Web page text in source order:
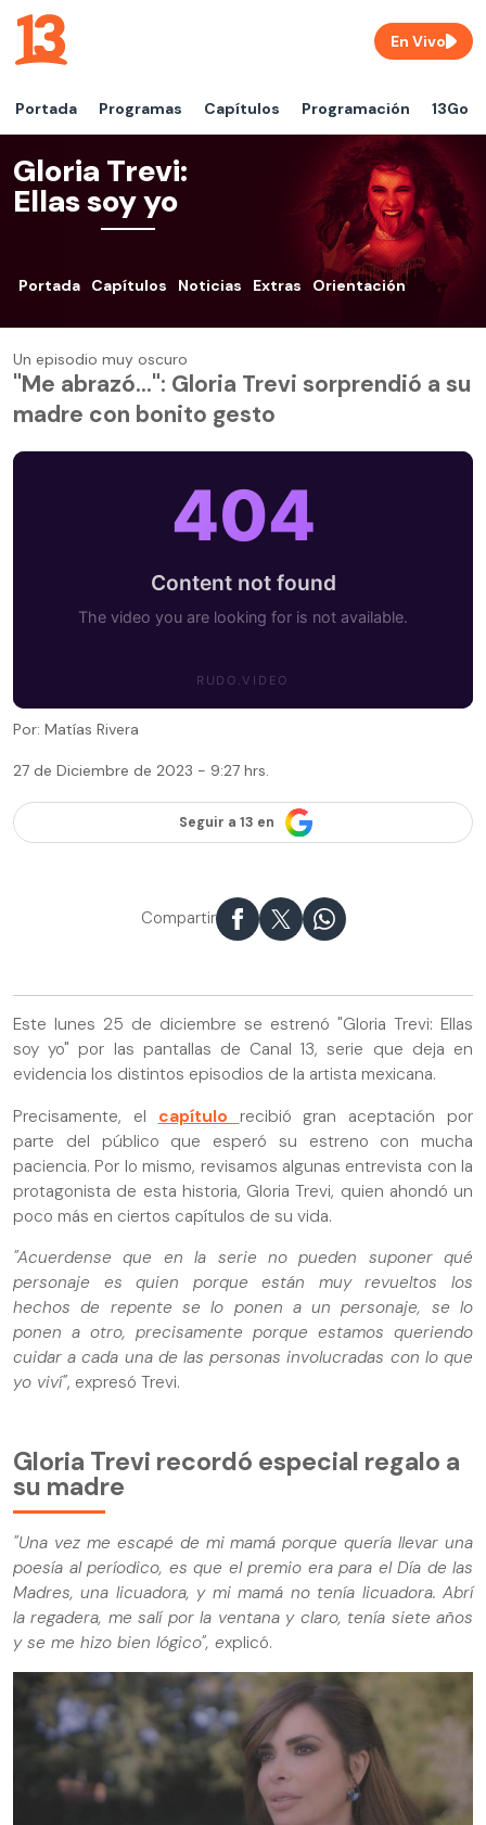
Portada Programas Capítulos Programación 13Go
En Vivo
Gloria Trevi:
Ellas soy yo
Portada Capítulos Noticias Extras Orientación
Un episodio muy oscuro
"Me abrazó...": Gloria Trevi sorprendió a su
madre con bonito gesto
Por: Matías Rivera
27 de Diciembre de 2023 - 9:27 hrs.
Seguir a 13 en
Compartir
Este lunes 25 de diciembre se estrenó "Gloria Trevi: Ellas
soy yo" por las pantallas de Canal 13, serie que deja en
evidencia los distintos episodios de la artista mexicana.
Precisamente, el capítulo recibió gran aceptación por
parte del público que esperó su estreno con mucha
paciencia. Por lo mismo, revisamos algunas entrevista con la
protagonista de esta historia, Gloria Trevi, quien ahondó un
poco más en ciertos capítulos de su vida.
"Acuerdense que en la serie no pueden suponer qué
personaje es quien porque están muy revueltos los
hechos de repente se lo ponen a un personaje, se lo
ponen a otro, precisamente porque estamos queriendo
cuidar a cada una de las personas involucradas con lo que
yo viví", expresó Trevi.
Gloria Trevi recordó especial regalo a
su madre
"Una vez me escapé de mi mamá porque quería llevar una
poesía al períodico, es que el premio era para el Día de las
Madres, una licuadora, y mi mamá no tenía licuadora. Abrí
la regadera, me salí por la ventana y claro, tenía siete años
y se me hizo bien lógico", explicó.